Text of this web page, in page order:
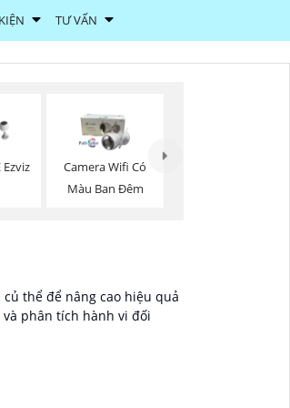
TƯ VẤN
Ezviz
Camera Wifi Có
Màu Ban Đêm
thể để nâng cao hiệu quả
phân tích hành vi đối